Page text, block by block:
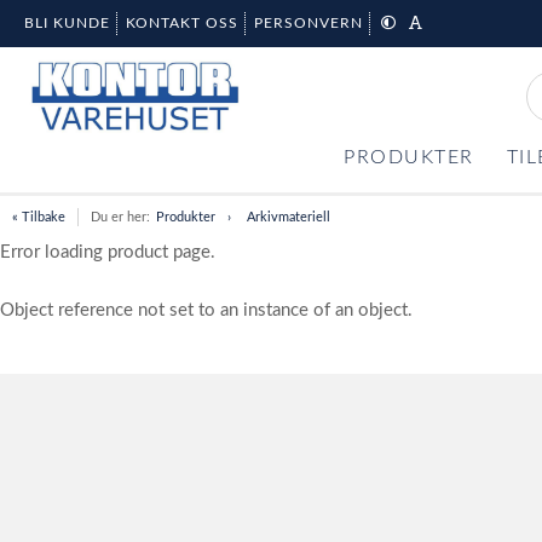
BLI KUNDE KONTAKT OSS PERSONVERN
PRODUKTER
« Tilbake Du er her: Produkter Arkivmateriell
Error loading product page.
Object reference not set to an instance of an object.